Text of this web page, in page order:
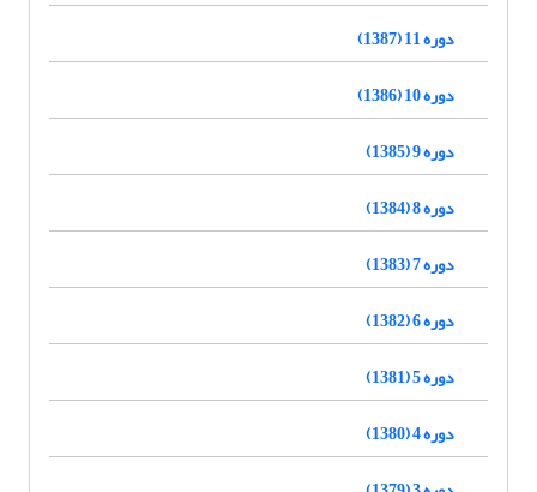
دوره 11 (1387)
دوره 10 (1386)
دوره 9 (1385)
دوره 8 (1384)
دوره 7 (1383)
دوره 6 (1382)
دوره 5 (1381)
دوره 4 (1380)